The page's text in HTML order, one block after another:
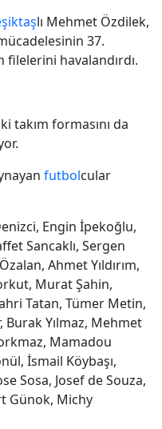
lı Mehmet Özdilek,
37.
havalandırdı.
takım formasını da
futbolcular
Engin İpekoğlu,
Sancaklı, Sergen
Ahmet Yıldırım,
Murat Şahin,
Tatan, Tümer Metin,
Burak Yılmaz, Mehmet
Mamadou
İsmail Köybaşı,
Sosa, Josef de Souza,
Günok, Michy